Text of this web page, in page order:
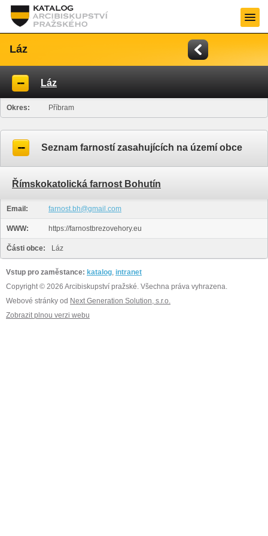
Láz
Láz
Okres: Příbram
Seznam farností zasahujících na území obce
Římskokatolická farnost Bohutín
Email: farnost.bh@gmail.com
WWW: https://farnostbrezovehory.eu
Části obce: Láz
Vstup pro zaměstance: katalog, intranet
Copyright © 2026 Arcibiskupství pražské. Všechna práva vyhrazena.
Webové stránky od Next Generation Solution, s.r.o.
Zobrazit plnou verzi webu